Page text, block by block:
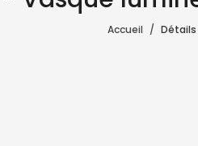
Accueil Détails